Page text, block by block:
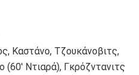
Καστάνο, Τζουκάνοβιτς,
Ντιαρά), Γκρόζντανιτς